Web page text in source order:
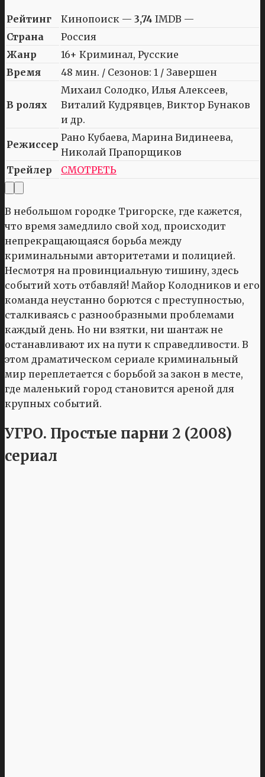
Рейтинг Кинопоиск — 3,74 IMDB —
Страна
Россия
Жанр
16+ Криминал, Русские
Время
48 мин. / Сезонов: 1 / Завершен
В ролях
Михаил Солодко, Илья Алексеев,
Виталий Кудрявцев, Виктор Бунаков
и др.
Режиссер
Рано Кубаева, Марина Видинеева,
Николай Прапорщиков
Трейлер
СМОТРЕТЬ
В небольшом городке Тригорске, где кажется,
что время замедлило свой ход, происходит
непрекращающаяся борьба между
криминальными авторитетами и полицией.
Несмотря на провинциальную тишину, здесь
событий хоть отбавляй! Майор Колодников и его
команда неустанно борются с преступностью,
сталкиваясь с разнообразными проблемами
каждый день. Но ни взятки, ни шантаж не
останавливают их на пути к справедливости. В
этом драматическом сериале криминальный
мир переплетается с борьбой за закон в месте,
где маленький город становится ареной для
крупных событий.
УГРО. Простые парни 2 (2008)
сериал